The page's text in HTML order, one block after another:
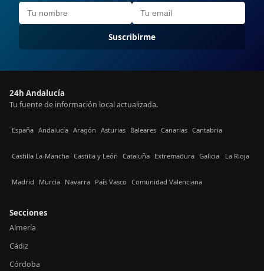
Suscribirme
24h Andalucía
Tu fuente de información local actualizada.
España Andalucía Aragón Asturias Baleares Canarias Cantabria
Castilla La-Mancha Castilla y León Cataluña Extremadura Galicia La Rioja
Madrid Murcia Navarra País Vasco Comunidad Valenciana
Secciones
Almería
Cádiz
Córdoba